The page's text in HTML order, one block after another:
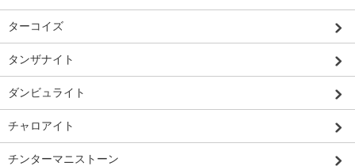
ターコイズ
タンザナイト
ダンビュライト
チャロアイト
チンターマニストーン